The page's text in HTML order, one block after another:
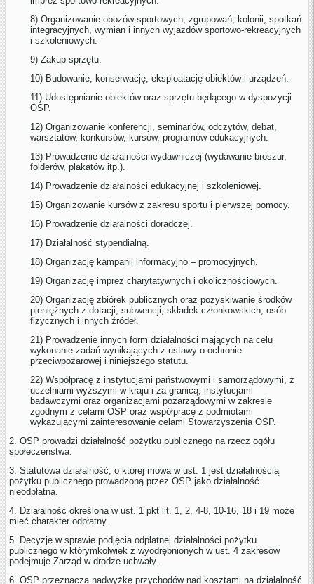
8) Organizowanie obozów sportowych, zgrupowań, kolonii, spotkań
integracyjnych, wymian i innych wyjazdów sportowo-rekreacyjnych
i szkoleniowych.
9) Zakup sprzętu.
10) Budowanie, konserwację, eksploatację obiektów i urządzeń.
11) Udostępnianie obiektów oraz sprzętu będącego w dyspozycji
OSP.
12) Organizowanie konferencji, seminariów, odczytów, debat,
warsztatów, konkursów, kursów, programów edukacyjnych.
13) Prowadzenie działalności wydawniczej (wydawanie broszur,
folderów, plakatów itp.).
14) Prowadzenie działalności edukacyjnej i szkoleniowej.
15) Organizowanie kursów z zakresu sportu i pierwszej pomocy.
16) Prowadzenie działalności doradczej.
17) Działalność stypendialną.
18) Organizację kampanii informacyjno – promocyjnych.
19) Organizację imprez charytatywnych i okolicznościowych.
20) Organizację zbiórek publicznych oraz pozyskiwanie środków
pieniężnych z dotacji, subwencji, składek członkowskich, osób
fizycznych i innych źródeł.
21) Prowadzenie innych form działalności mających na celu
wykonanie zadań wynikających z ustawy o ochronie
przeciwpożarowej i niniejszego statutu.
22) Współpracę z instytucjami państwowymi i samorządowymi, z
uczelniami wyższymi w kraju i za granicą, instytucjami
badawczymi oraz organizacjami pozarządowymi w zakresie
zgodnym z celami OSP oraz współpracę z podmiotami
wykazującymi zainteresowanie celami Stowarzyszenia OSP.
2. OSP prowadzi działalność pożytku publicznego na rzecz ogółu
społeczeństwa.
3. Statutowa działalność, o której mowa w ust. 1 jest działalnością
pożytku publicznego prowadzoną przez OSP jako działalność
nieodpłatna.
4. Działalność określona w ust. 1 pkt lit. 1, 2, 4-8, 10-16, 18 i 19 może
mieć charakter odpłatny.
5. Decyzję w sprawie podjęcia odpłatnej działalności pożytku
publicznego w którymkolwiek z wyodrębnionych w ust. 4 zakresów
podejmuje Zarząd w drodze uchwały.
6. OSP przeznacza nadwyżkę przychodów nad kosztami na działalność